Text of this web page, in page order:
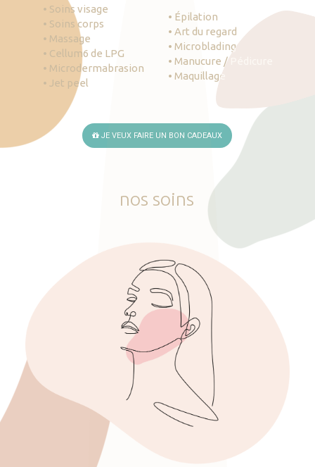
• Soins visage
• Soins corps
• Massage
• Cellum6 de LPG
• Microdermabrasion
• Jet peel
• Épilation
• Art du regard
• Microblading
• Manucure / Pédicure
• Maquillage
JE VEUX FAIRE UN BON CADEAUX
nos soins